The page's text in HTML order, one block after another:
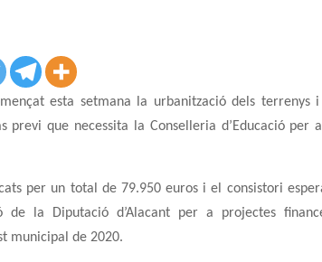
esta setmana la urbanització dels
previ que necessita la Conselleria d’Educació
per un total de 79.950 euros i el consistori
de la Diputació d’Alacant per a projectes
municipal de 2020.